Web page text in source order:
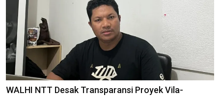
WALHI NTT Desak Transparansi Proyek Vila-